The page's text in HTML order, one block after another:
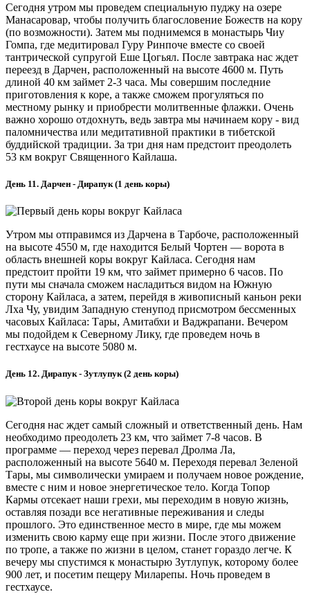
Сегодня утром мы проведем специальную пуджу на озере
Манасаровар, чтобы получить благословение Божеств на кору
(по возможности). Затем мы поднимемся в монастырь Чиу
Гомпа, где медитировал Гуру Ринпоче вместе со своей
тантрической супругой Еше Цогьял. После завтрака нас ждет
переезд в Дарчен, расположенный на высоте 4600 м. Путь
длиной 40 км займет 2-3 часа. Мы совершим последние
приготовления к коре, а также сможем прогуляться по
местному рынку и приобрести молитвенные флажки. Очень
важно хорошо отдохнуть, ведь завтра мы начинаем кору - вид
паломничества или медитативной практики в тибетской
буддийской традиции. За три дня нам предстоит преодолеть
53 км вокруг Священного Кайлаша.
День 11. Дарчен - Дирапук (1 день коры)
Утром мы отправимся из Дарчена в Тарбоче, расположенный
на высоте 4550 м, где находится Белый Чортен — ворота в
область внешней коры вокруг Кайласа. Сегодня нам
предстоит пройти 19 км, что займет примерно 6 часов. По
пути мы сначала сможем насладиться видом на Южную
сторону Кайласа, а затем, перейдя в живописный каньон реки
Лха Чу, увидим Западную стенупод присмотром бессменных
часовых Кайласа: Тары, Амитабхи и Ваджрапани. Вечером
мы подойдем к Северному Лику, где проведем ночь в
гестхаусе на высоте 5080 м.
День 12. Дирапук - Зутлупук (2 день коры)
Сегодня нас ждет самый сложный и ответственный день. Нам
необходимо преодолеть 23 км, что займет 7-8 часов. В
программе — переход через перевал Дролма Ла,
расположенный на высоте 5640 м. Переходя перевал Зеленой
Тары, мы символически умираем и получаем новое рождение,
вместе с ним и новое энергетическое тело. Когда Топор
Кармы отсекает наши грехи, мы переходим в новую жизнь,
оставляя позади все негативные переживания и следы
прошлого. Это единственное место в мире, где мы можем
изменить свою карму еще при жизни. После этого движение
по тропе, а также по жизни в целом, станет гораздо легче. К
вечеру мы спустимся к монастырю Зутлупук, которому более
900 лет, и посетим пещеру Миларепы. Ночь проведем в
гестхаусе.